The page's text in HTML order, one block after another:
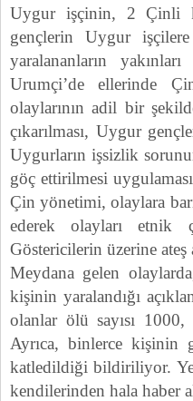
Uygur işçinin, 2 Çinli
gençlerin Uygur
yaralananların
Urumçi’de ellerinde
olaylarının adil bir
çıkarılması, Uygur
Uygurların işsizlik
göç ettirilmesi
Çin yönetimi, olaylara
ederek olayları etnik
Göstericilerin üzerine ateş
Meydana gelen
kişinin yaralandığı
olanlar ölü sayısı
Ayrıca, binlerce kişinin
katledildiği bildiriliyor.
kendilerinden hala haber